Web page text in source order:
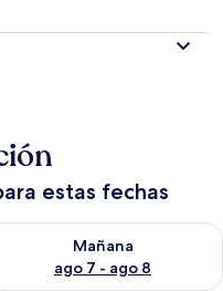
estas fechas
6 - ago 7
Mañana
ago 7 - ago 8
la disponibilidad